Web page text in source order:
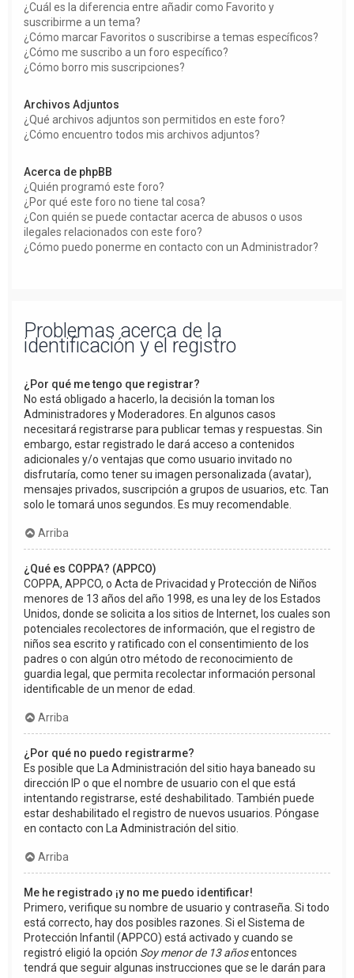
¿Cuál es la diferencia entre añadir como Favorito y
suscribirme a un tema?
¿Cómo marcar Favoritos o suscribirse a temas específicos?
¿Cómo me suscribo a un foro específico?
¿Cómo borro mis suscripciones?
Archivos Adjuntos
¿Qué archivos adjuntos son permitidos en este foro?
¿Cómo encuentro todos mis archivos adjuntos?
Acerca de phpBB
¿Quién programó este foro?
¿Por qué este foro no tiene tal cosa?
¿Con quién se puede contactar acerca de abusos o usos
ilegales relacionados con este foro?
¿Cómo puedo ponerme en contacto con un Administrador?
Problemas acerca de la
identificación y el registro
¿Por qué me tengo que registrar?
No está obligado a hacerlo, la decisión la toman los
Administradores y Moderadores. En algunos casos
necesitará registrarse para publicar temas y respuestas. Sin
embargo, estar registrado le dará acceso a contenidos
adicionales y/o ventajas que como usuario invitado no
disfrutaría, como tener su imagen personalizada (avatar),
mensajes privados, suscripción a grupos de usuarios, etc. Tan
solo le tomará unos segundos. Es muy recomendable.
Arriba
¿Qué es COPPA? (APPCO)
COPPA, APPCO, o Acta de Privacidad y Protección de Niños
menores de 13 años del año 1998, es una ley de los Estados
Unidos, donde se solicita a los sitios de Internet, los cuales son
potenciales recolectores de información, que el registro de
niños sea escrito y ratificado con el consentimiento de los
padres o con algún otro método de reconocimiento de
guardia legal, que permita recolectar información personal
identificable de un menor de edad.
Arriba
¿Por qué no puedo registrarme?
Es posible que La Administración del sitio haya baneado su
dirección IP o que el nombre de usuario con el que está
intentando registrarse, esté deshabilitado. También puede
estar deshabilitado el registro de nuevos usuarios. Póngase
en contacto con La Administración del sitio.
Arriba
Me he registrado ¡y no me puedo identificar!
Primero, verifique su nombre de usuario y contraseña. Si todo
está correcto, hay dos posibles razones. Si el Sistema de
Protección Infantil (APPCO) está activado y cuando se
registró eligió la opción Soy menor de 13 añosentonces
tendrá que seguir algunas instrucciones que se le darán para